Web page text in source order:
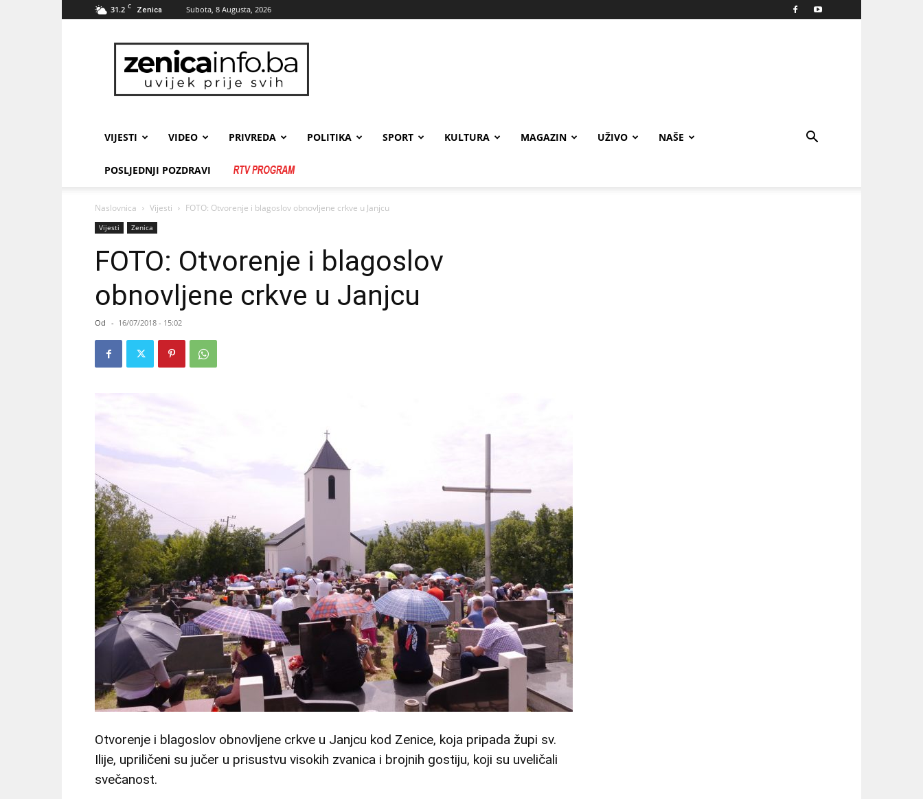
31.2 C Zenica Subota, 8 Augusta, 2026
zenicainfo.ba
VIJESTI VIDEO PRIVREDA POLITIKA SPORT KULTURA MAGAZIN UŽIVO NAŠE
POSLJEDNJI POZDRAVI
Naslovnica Vijesti FOTO: Otvorenje i blagoslov obnovljene crkve u Janjcu
Vijesti Zenica
FOTO: Otvorenje i blagoslov
obnovljene crkve u Janjcu
Od - 16/07/2018 - 15:02
Otvorenje i blagoslov obnovljene crkve u Janjcu kod Zenice, koja pripada župi sv.
Ilije, upriličeni su jučer u prisustvu visokih zvanica i brojnih gostiju, koji su uveličali
svečanost.